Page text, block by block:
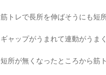
筋トレで長所を伸ばそうにも短
ギャップがうまれて連動がうま
短所が無くなったところから筋